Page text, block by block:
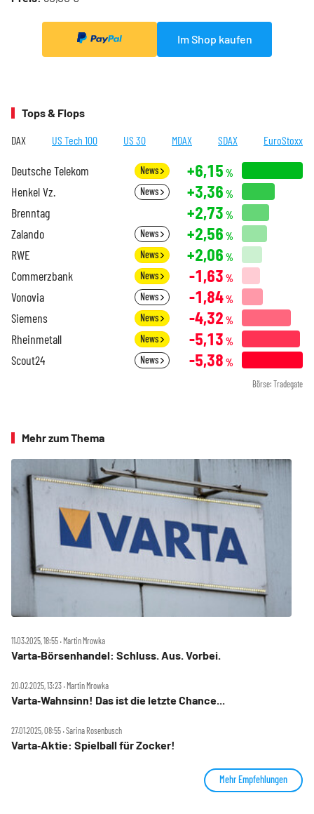
Im Shop kaufen
Tops & Flops
DAX US Tech 100 US 30 MDAX SDAX EuroStoxx
Deutsche Telekom News +6,15 %
Henkel Vz. News +3,36 %
Brenntag +2,73 %
Zalando News +2,56 %
RWE News +2,06 %
Commerzbank News -1,63 %
Vonovia News -1,84%
Siemens News -4,32 %
Rheinmetall News -5,13 %
Scout24 News -5,38 %
Börse: Tradegate
Mehr zum Thema
11.03.2025, 18:55 ‧ Martin Mrowka
Varta‑Börsenhandel: Schluss. Aus. Vorbei.
20.02.2025, 13:23 ‧ Martin Mrowka
Varta‑Wahnsinn! Das ist die letzte Chance...
27.01.2025, 08:55 ‧ Sarina Rosenbusch
Varta‑Aktie: Spielball für Zocker!
Mehr Empfehlungen